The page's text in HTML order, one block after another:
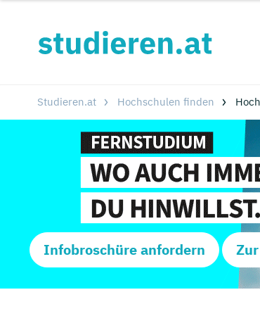
Studieren.at Hochschulen finden
Infobroschüre anfordern